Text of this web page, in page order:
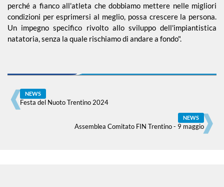
perché a fianco all'atleta che dobbiamo mettere nelle migliori
condizioni per esprimersi al meglio, possa crescere la persona.
Un impegno specifico rivolto allo sviluppo dell'impiantistica
natatoria, senza la quale rischiamo di andare a fondo".
NEWS
Festa del Nuoto Trentino 2024
NEWS
Assemblea Comitato FIN Trentino - 9 maggio